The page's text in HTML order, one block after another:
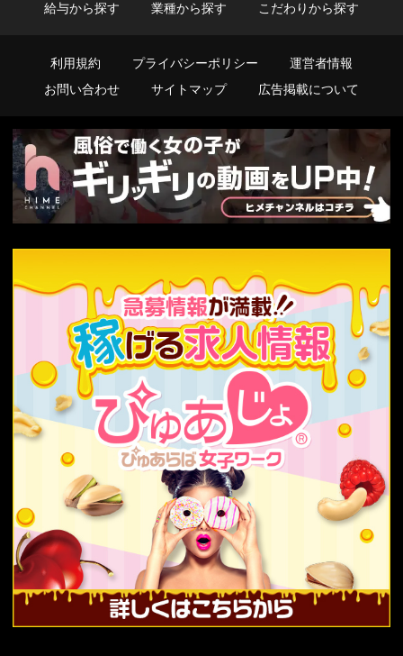
給与から探す
業種から探す こだわりから探す
利用規約 プライバシーポリシー
運営者情報
お問い合わせ
サイトマップ 広告掲載について